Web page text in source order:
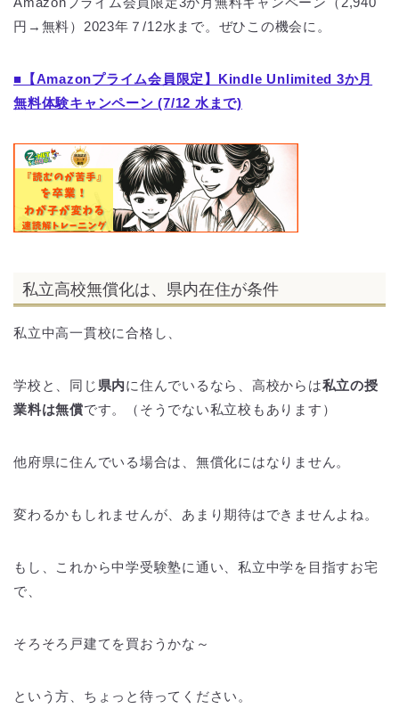
円→無料）2023年７/12水まで。ぜひこの機会に。
■【Amazonプライム会員限定】Kindle Unlimited 3か月
無料体験キャンペーン (7/12 水まで)
私立高校無償化は、県内在住が条件
私立中高一貫校に合格し、
学校と、同じ 県内に住んでいるなら、高校からは私立の授
業料は無償です。（そうでない私立校もあります）
他府県に住んでいる場合は、無償化にはなりません。
変わるかもしれませんが、あまり期待はできませんよね。
もし、これから中学受験塾に通い、私立中学を目指すお宅
で、
そろそろ戸建てを買おうかな～
という方、ちょっと待ってください。